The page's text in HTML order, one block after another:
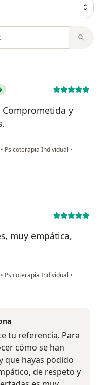
y
• Psicoterapia Individual •
muy empática,
• Psicoterapia Individual •
tu referencia. Para
cómo se han
que hayas podido
de respeto y